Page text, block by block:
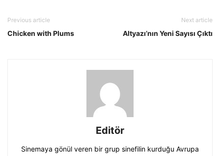
Previous article
Chicken with Plums
Next article
Altyazı’nın Yeni Sayısı Çıktı
Editör
Sinemaya gönül veren bir grup sinefilin kurduğu Avrupa